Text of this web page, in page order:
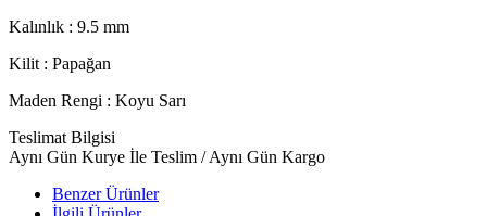
Kalınlık : 9.5 mm
Kilit : Papağan
Maden Rengi : Koyu Sarı
Teslimat Bilgisi
Aynı Gün Kurye İle Teslim / Aynı Gün Kargo
Benzer Ürünler